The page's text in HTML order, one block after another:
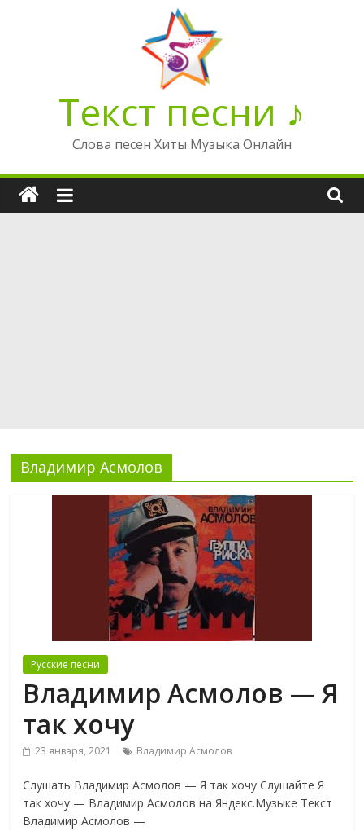
Текст песни ♪
Слова песен Хиты Музыка Онлайн
Владимир Асмолов
Русские песни
Владимир Асмолов — Я
так хочу
23 января, 2021 Владимир Асмолов
Слушать Владимир Асмолов — Я так хочу Слушайте Я
так хочу — Владимир Асмолов на Яндекс.Музыке Текст
Владимир Асмолов —